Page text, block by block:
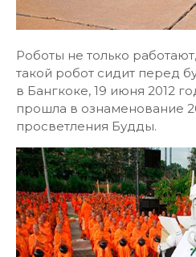
Роботы не только
такой робот сидит перед
в Бангкоке, 19 июня 2012
прошла в ознаменование
просветления Будды.